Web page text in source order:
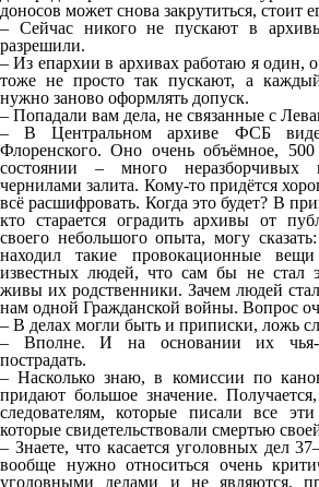
доносов может снова закрутиться, стоит
– Сейчас никого не пускают в
разрешили.
– Из епархии в архивах работаю я один,
тоже не просто так пускают, а
нужно заново оформлять допуск.
– Попадали вам дела, не связанные с
– В Центральном архиве ФСБ
Флоренского. Оно очень объёмное,
состоянии – много неразборчивых
чернилами залита. Кому-то придётся
всё расшифровать. Когда это будет? В
кто старается оградить архивы от
своего небольшого опыта, могу
находил такие провокационные вещи
известных людей, что сам бы не стал
живы их родственники. Зачем людей
нам одной Гражданской войны. Вопрос
– В делах могли быть и приписки, ложь
– Вполне. И на основании их чья-
пострадать.
– Насколько знаю, в комиссии по
придают большое значение.
следователям, которые писали все
которые свидетельствовали смертью
– Знаете, что касается уголовных дел
вообще нужно относиться очень
уголовными делами и не являются,